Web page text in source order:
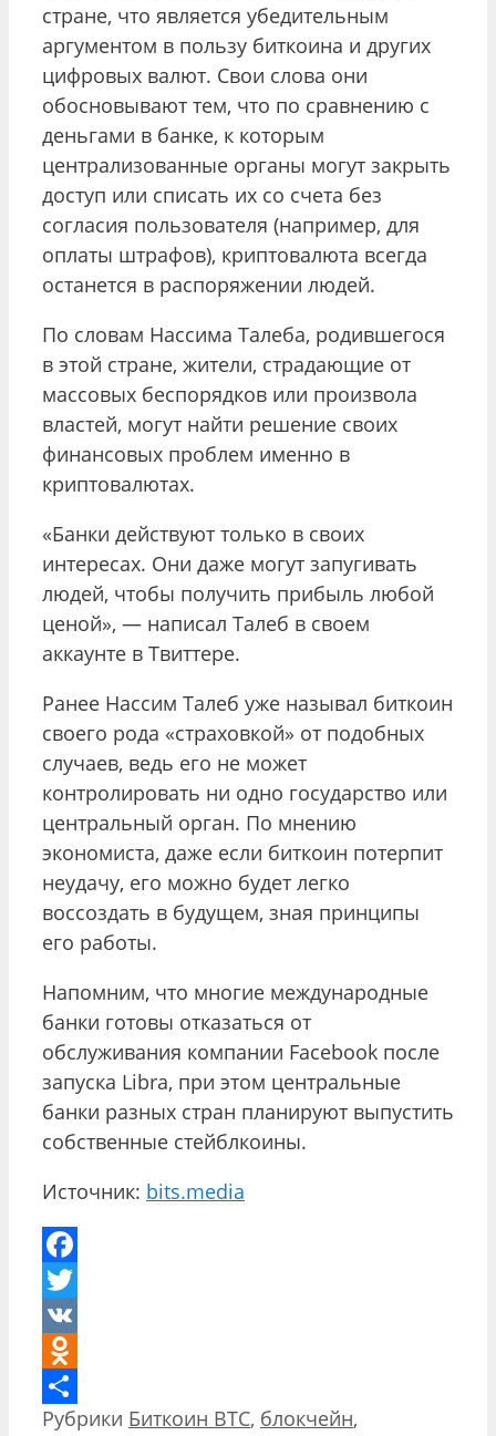
стране, что является убедительным
аргументом в пользу биткоина и других
цифровых валют. Свои слова они
обосновывают тем, что по сравнению с
деньгами в банке, к которым
централизованные органы могут закрыть
доступ или списать их со счета без
согласия пользователя (например, для
оплаты штрафов), криптовалюта всегда
останется в распоряжении людей.
По словам Нассима Талеба, родившегося
в этой стране, жители, страдающие от
массовых беспорядков или произвола
властей, могут найти решение своих
финансовых проблем именно в
криптовалютах.
«Банки действуют только в своих
интересах. Они даже могут запугивать
людей, чтобы получить прибыль любой
ценой», — написал Талеб в своем
аккаунте в Твиттере.
Ранее Нассим Талеб уже называл биткоин
своего рода «страховкой» от подобных
случаев, ведь его не может
контролировать ни одно государство или
центральный орган. По мнению
экономиста, даже если биткоин потерпит
неудачу, его можно будет легко
воссоздать в будущем, зная принципы
его работы.
Напомним, что многие международные
банки готовы отказаться от
обслуживания компании Facebook после
запуска Libra, при этом центральные
банки разных стран планируют выпустить
собственные стейблкоины.
Источник: bits.media
Facebook
Twitter
VK
Odnoklassniki
Отправить
Рубрики Биткоин BTC, блокчейн,